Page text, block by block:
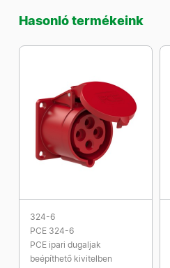
Hasonló termékeink
324-6
PCE 324-6
PCE ipari dugaljak
beépíthető kivitelben